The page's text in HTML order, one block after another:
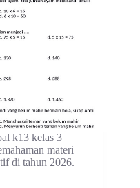
k13 kelas 3
materi
di tahun 2026.